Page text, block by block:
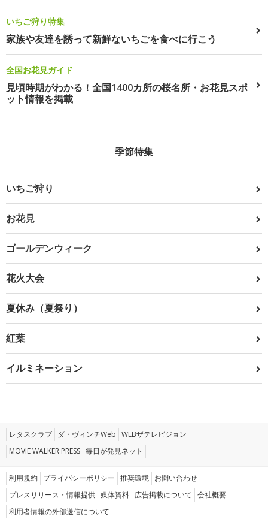
いちご狩り特集
家族や友達を誘って新鮮ないちごを食べに行こう
全国お花見ガイド
見頃時期がわかる！全国1400カ所の桜名所・お花見スポ
ット情報を掲載
季節特集
いちご狩り
お花見
ゴールデンウィーク
花火大会
夏休み（夏祭り）
紅葉
イルミネーション
レタスクラブ ダ・ヴィンチWeb WEBザテレビジョン
MOVIE WALKER PRESS 毎日が発見ネット
利用規約 プライバシーポリシー 推奨環境 お問い合わせ
プレスリリース・情報提供 媒体資料 広告掲載について 会社概要
利用者情報の外部送信について